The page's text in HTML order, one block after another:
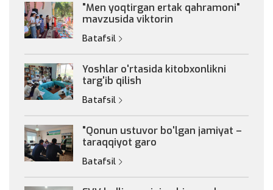
"Men yoqtirgan ertak qahramoni"
mavzusida viktorin
Batafsil
Yoshlar o'rtasida kitobxonlikni
targ'ib qilish
Batafsil
"Qonun ustuvor bo'lgan jamiyat –
taraqqiyot garo
Batafsil